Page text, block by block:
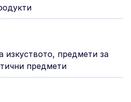
изкуството, предмети за
предмети